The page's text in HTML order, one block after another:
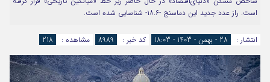
است. راز عدد جدید این دماسنج -۱۸.۶- شناسایی شده است.
انتشار : 28 - بهمن - 1403 - 18:03 کد خبر : 8989 مشاهده : 218